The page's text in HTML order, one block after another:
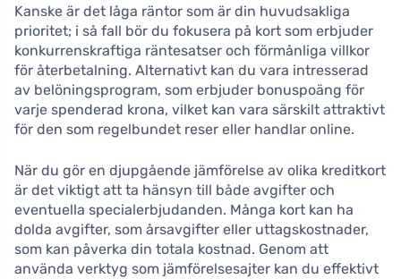
Kanske är det låga räntor som är din huvudsakliga
prioritet; i så fall bör du fokusera på kort som erbjuder
konkurrenskraftiga räntesatser och förmånliga villkor
för återbetalning. Alternativt kan du vara intresserad
av belöningsprogram, som erbjuder bonuspoäng för
varje spenderad krona, vilket kan vara särskilt attraktivt
för den som regelbundet reser eller handlar online.
När du gör en djupgående jämförelse av olika kreditkort
är det viktigt att ta hänsyn till både avgifter och
eventuella specialerbjudanden. Många kort kan ha
dolda avgifter, som årsavgifter eller uttagskostnader,
som kan påverka din totala kostnad. Genom att
använda verktyg som jämförelsesajter kan du effektivt